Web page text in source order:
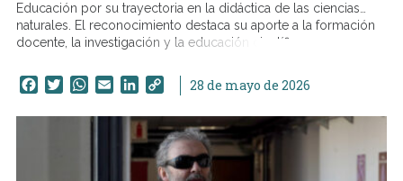
Educación por su trayectoria en la didáctica de las ciencias
naturales. El reconocimiento destaca su aporte a la formación
docente, la investigación y la educación científica.
Facebook
TwitterWhatsApp
EmailLinkedIn
Copy28 de mayo de 2026